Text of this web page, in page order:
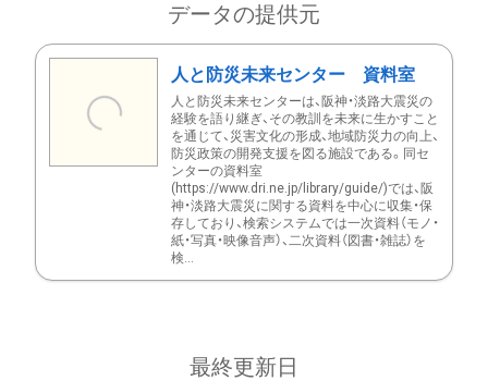
データの提供元
人と防災未来センター 資料室
人と防災未来センターは、阪神・淡路大震災の
経験を語り継ぎ、その教訓を未来に生かすこと
を通じて、災害文化の形成、地域防災力の向上、
防災政策の開発支援を図る施設である。同セ
ンターの資料室
(https://www.dri.ne.jp/library/guide/)では、阪
神・淡路大震災に関する資料を中心に収集・保
存しており、検索システムでは一次資料（モノ・
紙・写真・映像音声）、二次資料（図書・雑誌）を
検...
最終更新日